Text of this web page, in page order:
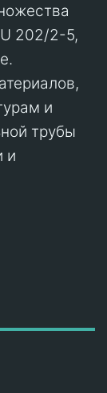
202/2-5,
и
трубы
и